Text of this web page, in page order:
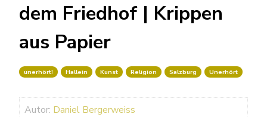
dem Friedhof | Krippen
aus Papier
unerhört! Hallein Kunst Religion Salzburg Unerhört
Autor: Daniel Bergerweiss